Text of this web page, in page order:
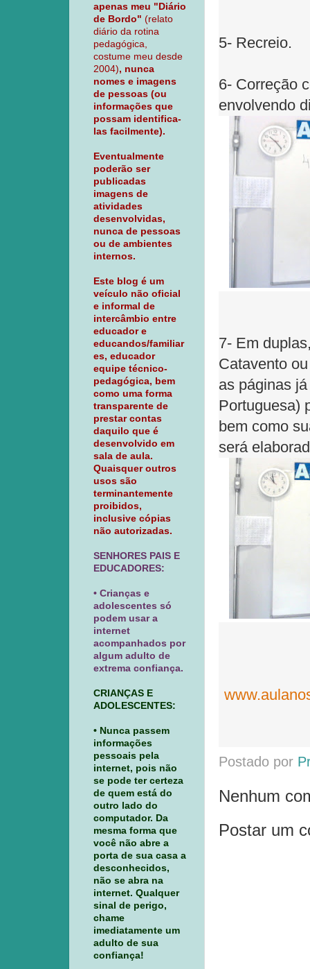
5- Recreio.
6- Correção
envolvendo
7- Em
Catavento
as páginas
Portuguesa)
bem como
será
Postado por
Nenhum
Postar um
apenas meu "Diário
de Bordo" (relato
diário da rotina
pedagógica,
costume meu desde
2004), nunca
nomes e imagens
de pessoas (ou
informações que
possam identifica-
las facilmente).
Eventualmente
poderão ser
publicadas
imagens de
atividades
desenvolvidas,
nunca de pessoas
ou de ambientes
internos.
Este blog é um
veículo não oficial
e informal de
intercâmbio entre
educador e
educandos/familiar
es, educador
equipe técnico-
pedagógica, bem
como uma forma
transparente de
prestar contas
daquilo que é
desenvolvido em
sala de aula.
Quaisquer outros
usos são
terminantemente
proibidos,
inclusive cópias
não autorizadas.
SENHORES PAIS E
EDUCADORES:
• Crianças e
adolescentes só
podem usar a
internet
acompanhados por
algum adulto de
extrema confiança.
CRIANÇAS E
ADOLESCENTES:
• Nunca passem
informações
pessoais pela
internet, pois não
se pode ter certeza
de quem está do
outro lado do
computador. Da
mesma forma que
você não abre a
porta de sua casa a
desconhecidos,
não se abra na
internet. Qualquer
sinal de perigo,
chame
imediatamente um
adulto de sua
confiança!